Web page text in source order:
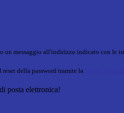
un messaggio all'indirizzo indicato con le
della password tramite la
posta elettronica!